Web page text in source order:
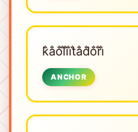
k̐a̐o̐l̐i̐i̐t̐a̐d̐o̐r̐i̐
ANCHOR